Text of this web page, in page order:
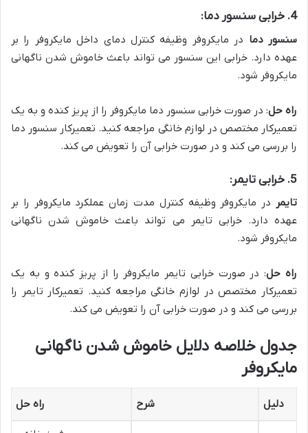
4. خرابی سنسور دما:
سنسور دما در مایکروفر وظیفه کنترل دمای داخل مایکروفر را بر
عهده دارد. خرابی این سنسور می تواند باعث خاموش شدن ناگهانی
مایکروفر شود.
راه حل: در صورت خرابی سنسور دما مایکروفر را از پریز کنده و به یک
تعمیرکار مختصص در لوازم خانگی مراجعه کنید. تعمیرکار سنسور دما
را بررسی می کند و در صورت خرابی آن را تعویض می کند.
5. خرابی تایمر:
تایمر در مایکروفر وظیفه کنترل مدت زمان عملکرد مایکروفر را بر
عهده دارد. خرابی تایمر می تواند باعث خاموش شدن ناگهانی
مایکروفر شود.
راه حل: در صورت خرابی تایمر مایکروفر را از پریز کنده و به یک
تعمیرکار مختصص در لوازم خانگی مراجعه کنید. تعمیرکار تایمر را
بررسی می کند و در صورت خرابی آن را تعویض می کند.
جدول خلاصه دلایل خاموش شدن ناگهانی
مایکروفر
دلیل شرح راه حل